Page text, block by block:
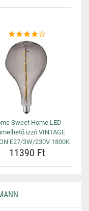
Sweet Home LED
izzó VINTAGE
E27/3W/230V 1800K
11390 Ft